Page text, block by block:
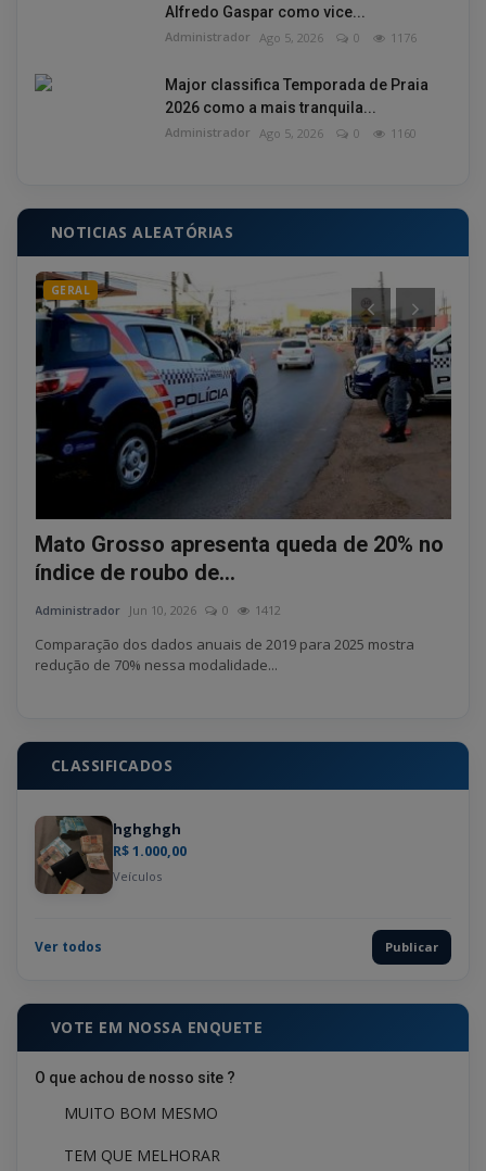
Alfredo Gaspar como vice...
Administrador Ago 5, 2026 0 1176
Major classifica Temporada de Praia
2026 como a mais tranquila...
Administrador Ago 5, 2026 0 1160
NOTICIAS ALEATÓRIAS
GERAL
Mato Grosso apresenta queda de 20% no
índice de roubo de...
Administrador Jun 10, 2026 0 1412
Comparação dos dados anuais de 2019 para 2025 mostra
redução de 70% nessa modalidade...
CLASSIFICADOS
hghghgh
R$ 1.000,00
Veículos
Ver todos Publicar
VOTE EM NOSSA ENQUETE
O que achou de nosso site ?
MUITO BOM MESMO
TEM QUE MELHORAR